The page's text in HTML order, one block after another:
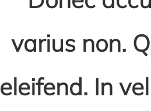
varius non.
eleifend. In